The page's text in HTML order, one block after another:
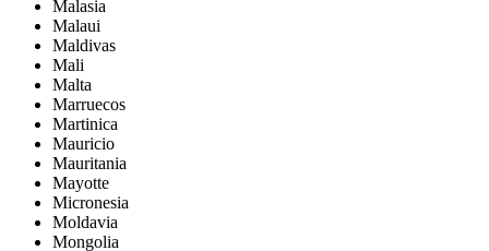
Malasia
Malaui
Maldivas
Mali
Malta
Marruecos
Martinica
Mauricio
Mauritania
Mayotte
Micronesia
Moldavia
Mongolia